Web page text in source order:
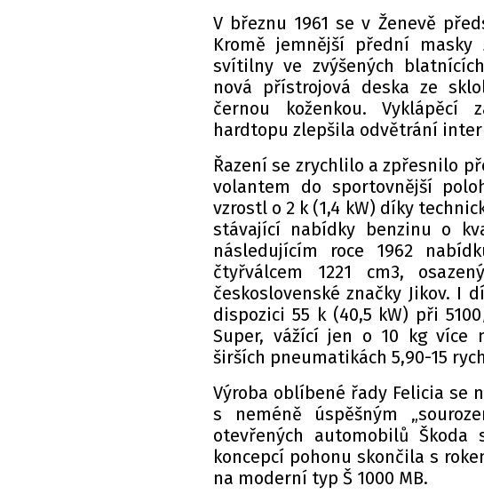
V březnu 1961 se v Ženevě
Kromě jemnější přední
svítilny ve zvýšených
nová přístrojová deska ze
černou koženkou. Vyklápěcí
hardtopu zlepšila odvětrání
Řazení se zrychlilo a zpřesnilo
volantem do sportovnější
vzrostl o 2 k (1,4 kW) díky
stávající nabídky benzinu o
následujícím roce 1962
čtyřválcem 1221 cm3,
československé značky Jikov. I
dispozici 55 k (40,5 kW) při
Super, vážící jen o 10 kg více
širších pneumatikách 5,90-15
Výroba oblíbené řady Felicia se
s neméně úspěšným
otevřených automobilů Škoda
koncepcí pohonu skončila s
na moderní typ Š 1000 MB.